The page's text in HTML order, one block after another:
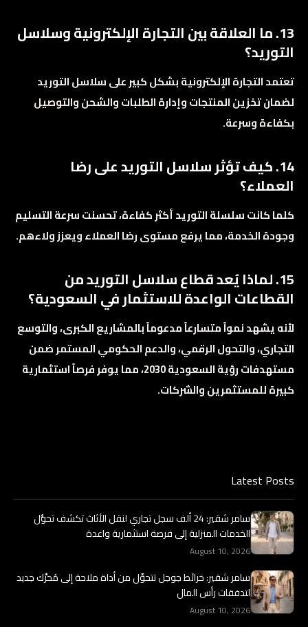
13. ما العلاقة بين التجارة الإلكترونية وسلاسل
التوريد؟
تعتمد التجارة الإلكترونية بشكل كبير على سلاسل التوريد
لضمان تخزين المنتجات وإدارة الطلبات والشحن والتوصيل
بكفاءة وسرعة.
14. كيف تؤثر سلاسل التوريد على رضا
العملاء؟
كلما كانت سلسلة التوريد أكثر كفاءة، تحسنت سرعة التسليم
وجودة الخدمة، مما يرفع مستوى رضا العملاء ويعزز ولاءهم.
15. لماذا يُعد قطاع سلاسل التوريد من
القطاعات الواعدة للاستثمار في السعودية؟
لأنه يشهد نمواً متسارعاً مدعوماً بالمشاريع الكبرى، والتوسع
التجاري، والتحول الرقمي، والدعم الحكومي المستمر ضمن
مستهدفات رؤية السعودية 2030، مما يوفر فرصاً استثمارية
كبيرة للمستثمرين والشركات.
Latest Posts
سامر شقير: 24 ألف سجل تجاري لنقل الأثاث تكشف تحوُّل
الخدمات المنزلية إلى فرصة استثمارية واعدة
August 10, 2026
سامر شقير: خرائط جوجل تتحوَّل من أداة ملاحة إلى مُحرِّك جديد
لتدفقات رأس المال
August 10, 2026